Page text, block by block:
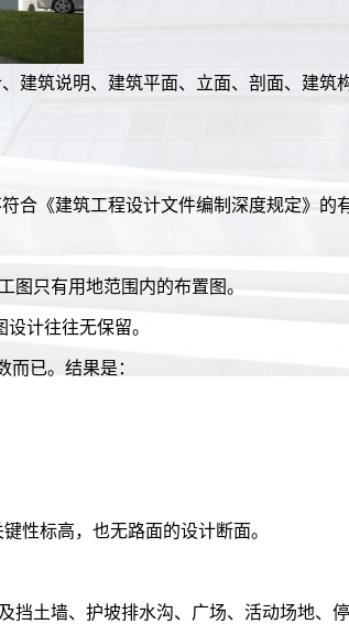
建筑说明、建筑平面、立面、剖面、建筑
合《建筑工程设计文件编制深度规定》的
图只有用地范围内的布置图。
计往往无保留。
已。结果是：
性标高，也无路面的设计断面。
挡土墙、护坡排水沟、广场、活动场地、